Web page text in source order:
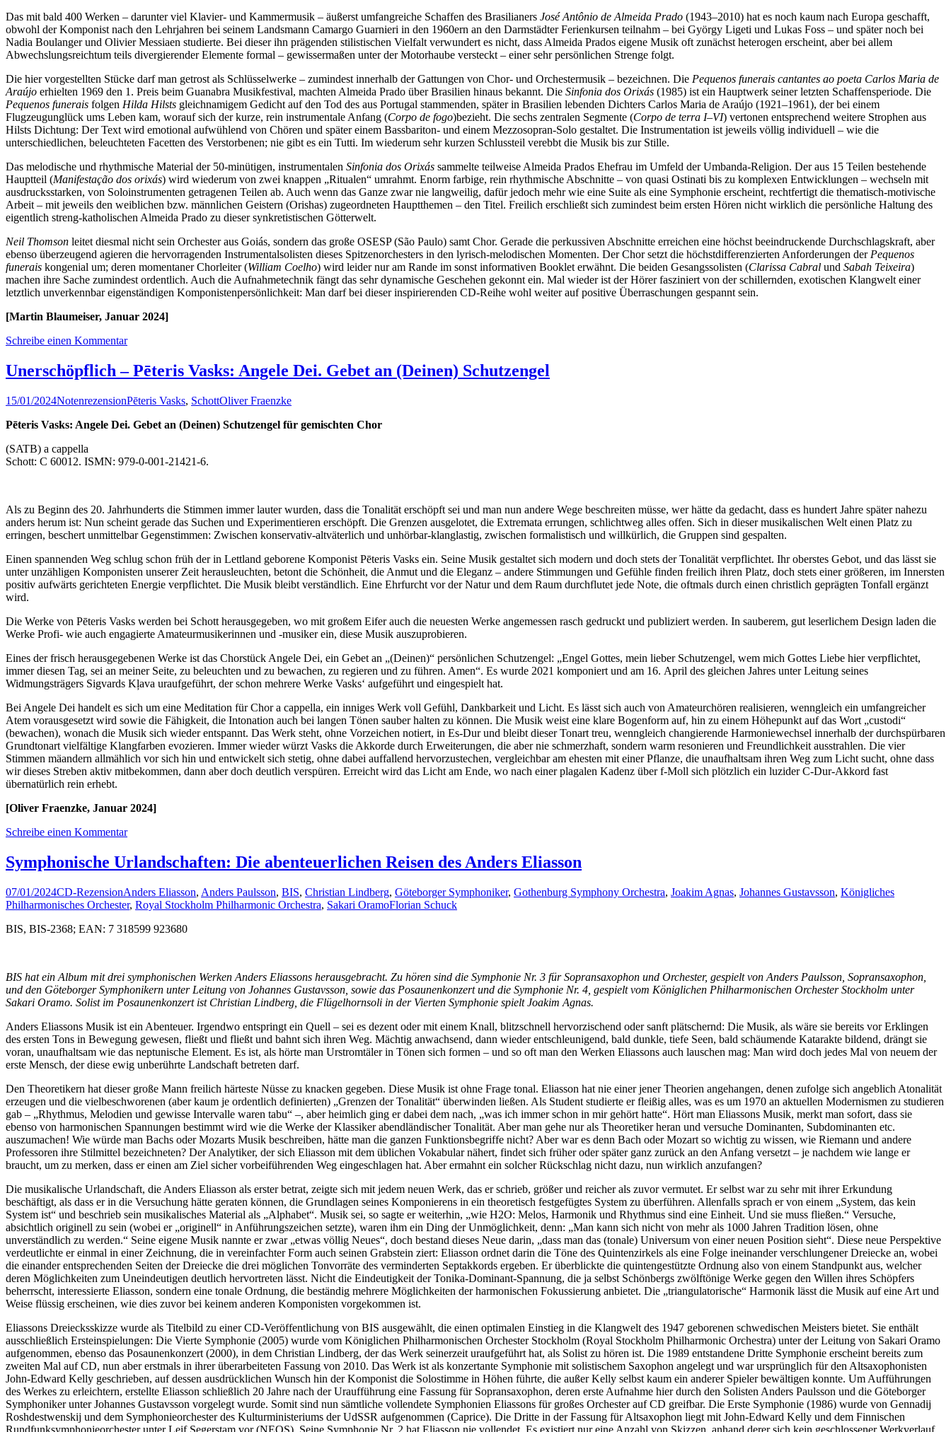
Das mit bald 400 Werken – darunter viel Klavier- und Kammermusik – äußerst umfangreiche Schaffen des Brasilianers José Antônio de Almeida Prado (1943–2010) hat es noch kaum nach Europa geschafft,
obwohl der Komponist nach den Lehrjahren bei seinem Landsmann Camargo Guarnieri in den 1960ern an den Darmstädter Ferienkursen teilnahm – bei György Ligeti und Lukas Foss – und später noch bei
Nadia Boulanger und Olivier Messiaen studierte. Bei dieser ihn prägenden stilistischen Vielfalt verwundert es nicht, dass Almeida Prados eigene Musik oft zunächst heterogen erscheint, aber bei allem
Abwechslungsreichtum teils divergierender Elemente formal – gewissermaßen unter der Motorhaube versteckt – einer sehr persönlichen Strenge folgt.
Die hier vorgestellten Stücke darf man getrost als Schlüsselwerke – zumindest innerhalb der Gattungen von Chor- und Orchestermusik – bezeichnen. Die Pequenos funerais cantantes ao poeta Carlos Maria de
Araújo erhielten 1969 den 1. Preis beim Guanabra Musikfestival, machten Almeida Prado über Brasilien hinaus bekannt. Die Sinfonia dos Orixás (1985) ist ein Hauptwerk seiner letzten Schaffensperiode. Die
Pequenos funerais folgen Hilda Hilsts gleichnamigem Gedicht auf den Tod des aus Portugal stammenden, später in Brasilien lebenden Dichters Carlos Maria de Araújo (1921–1961), der bei einem
Flugzeugunglück ums Leben kam, worauf sich der kurze, rein instrumentale Anfang (Corpo de fogo)bezieht. Die sechs zentralen Segmente (Corpo de terra I–VI) vertonen entsprechend weitere Strophen aus
Hilsts Dichtung: Der Text wird emotional aufwühlend von Chören und später einem Bassbariton- und einem Mezzosopran-Solo gestaltet. Die Instrumentation ist jeweils völlig individuell – wie die
unterschiedlichen, beleuchteten Facetten des Verstorbenen; nie gibt es ein Tutti. Im wiederum sehr kurzen Schlussteil verebbt die Musik bis zur Stille.
Das melodische und rhythmische Material der 50-minütigen, instrumentalen Sinfonia dos Orixás sammelte teilweise Almeida Prados Ehefrau im Umfeld der Umbanda-Religion. Der aus 15 Teilen bestehende
Hauptteil (Manifestação dos orixás) wird wiederum von zwei knappen „Ritualen“ umrahmt. Enorm farbige, rein rhythmische Abschnitte – von quasi Ostinati bis zu komplexen Entwicklungen – wechseln mit
ausdrucksstarken, von Soloinstrumenten getragenen Teilen ab. Auch wenn das Ganze zwar nie langweilig, dafür jedoch mehr wie eine Suite als eine Symphonie erscheint, rechtfertigt die thematisch-motivische
Arbeit – mit jeweils den weiblichen bzw. männlichen Geistern (Orishas) zugeordneten Hauptthemen – den Titel. Freilich erschließt sich zumindest beim ersten Hören nicht wirklich die persönliche Haltung des
eigentlich streng-katholischen Almeida Prado zu dieser synkretistischen Götterwelt.
Neil Thomson leitet diesmal nicht sein Orchester aus Goiás, sondern das große OSESP (São Paulo) samt Chor. Gerade die perkussiven Abschnitte erreichen eine höchst beeindruckende Durchschlagskraft, aber
ebenso überzeugend agieren die hervorragenden Instrumentalsolisten dieses Spitzenorchesters in den lyrisch-melodischen Momenten. Der Chor setzt die höchstdifferenzierten Anforderungen der Pequenos
funerais kongenial um; deren momentaner Chorleiter (William Coelho) wird leider nur am Rande im sonst informativen Booklet erwähnt. Die beiden Gesangssolisten (Clarissa Cabral und Sabah Teixeira)
machen ihre Sache zumindest ordentlich. Auch die Aufnahmetechnik fängt das sehr dynamische Geschehen gekonnt ein. Mal wieder ist der Hörer fasziniert von der schillernden, exotischen Klangwelt einer
letztlich unverkennbar eigenständigen Komponistenpersönlichkeit: Man darf bei dieser inspirierenden CD-Reihe wohl weiter auf positive Überraschungen gespannt sein.
[Martin Blaumeiser, Januar 2024]
Schreibe einen Kommentar
Unerschöpflich – Pēteris Vasks: Angele Dei. Gebet an (Deinen) Schutzengel
15/01/2024NotenrezensionPēteris Vasks, SchottOliver Fraenzke
Pēteris Vasks: Angele Dei. Gebet an (Deinen) Schutzengel für gemischten Chor
(SATB) a cappella
Schott: C 60012. ISMN: 979-0-001-21421-6.
Als zu Beginn des 20. Jahrhunderts die Stimmen immer lauter wurden, dass die Tonalität erschöpft sei und man nun andere Wege beschreiten müsse, wer hätte da gedacht, dass es hundert Jahre später nahezu
anders herum ist: Nun scheint gerade das Suchen und Experimentieren erschöpft. Die Grenzen ausgelotet, die Extremata errungen, schlichtweg alles offen. Sich in dieser musikalischen Welt einen Platz zu
erringen, beschert unmittelbar Gegenstimmen: Zwischen konservativ-altväterlich und unhörbar-klanglastig, zwischen formalistisch und willkürlich, die Gruppen sind gespalten.
Einen spannenden Weg schlug schon früh der in Lettland geborene Komponist Pēteris Vasks ein. Seine Musik gestaltet sich modern und doch stets der Tonalität verpflichtet. Ihr oberstes Gebot, und das lässt sie
unter unzähligen Komponisten unserer Zeit herausleuchten, betont die Schönheit, die Anmut und die Eleganz – andere Stimmungen und Gefühle finden freilich ihren Platz, doch stets einer größeren, im Innersten
positiv aufwärts gerichteten Energie verpflichtet. Die Musik bleibt verständlich. Eine Ehrfurcht vor der Natur und dem Raum durchflutet jede Note, die oftmals durch einen christlich geprägten Tonfall ergänzt
wird.
Die Werke von Pēteris Vasks werden bei Schott herausgegeben, wo mit großem Eifer auch die neuesten Werke angemessen rasch gedruckt und publiziert werden. In sauberem, gut leserlichem Design laden die
Werke Profi- wie auch engagierte Amateurmusikerinnen und -musiker ein, diese Musik auszuprobieren.
Eines der frisch herausgegebenen Werke ist das Chorstück Angele Dei, ein Gebet an „(Deinen)“ persönlichen Schutzengel: „Engel Gottes, mein lieber Schutzengel, wem mich Gottes Liebe hier verpflichtet,
immer diesen Tag, sei an meiner Seite, zu beleuchten und zu bewachen, zu regieren und zu führen. Amen“. Es wurde 2021 komponiert und am 16. April des gleichen Jahres unter Leitung seines
Widmungsträgers Sigvards Kļava uraufgeführt, der schon mehrere Werke Vasks‘ aufgeführt und eingespielt hat.
Bei Angele Dei handelt es sich um eine Meditation für Chor a cappella, ein inniges Werk voll Gefühl, Dankbarkeit und Licht. Es lässt sich auch von Amateurchören realisieren, wenngleich ein umfangreicher
Atem vorausgesetzt wird sowie die Fähigkeit, die Intonation auch bei langen Tönen sauber halten zu können. Die Musik weist eine klare Bogenform auf, hin zu einem Höhepunkt auf das Wort „custodi“
(bewachen), wonach die Musik sich wieder entspannt. Das Werk steht, ohne Vorzeichen notiert, in Es-Dur und bleibt dieser Tonart treu, wenngleich changierende Harmoniewechsel innerhalb der durchspürbaren
Grundtonart vielfältige Klangfarben evozieren. Immer wieder würzt Vasks die Akkorde durch Erweiterungen, die aber nie schmerzhaft, sondern warm resonieren und Freundlichkeit ausstrahlen. Die vier
Stimmen mäandern allmählich vor sich hin und entwickelt sich stetig, ohne dabei auffallend hervorzustechen, vergleichbar am ehesten mit einer Pflanze, die unaufhaltsam ihren Weg zum Licht sucht, ohne dass
wir dieses Streben aktiv mitbekommen, dann aber doch deutlich verspüren. Erreicht wird das Licht am Ende, wo nach einer plagalen Kadenz über f-Moll sich plötzlich ein luzider C-Dur-Akkord fast
übernatürlich rein erhebt.
[Oliver Fraenzke, Januar 2024]
Schreibe einen Kommentar
Symphonische Urlandschaften: Die abenteuerlichen Reisen des Anders Eliasson
07/01/2024CD-RezensionAnders Eliasson, Anders Paulsson, BIS, Christian Lindberg, Göteborger Symphoniker, Gothenburg Symphony Orchestra, Joakim Agnas, Johannes Gustavsson, Königliches
Philharmonisches Orchester, Royal Stockholm Philharmonic Orchestra, Sakari OramoFlorian Schuck
BIS, BIS-2368; EAN: 7 318599 923680
BIS hat ein Album mit drei symphonischen Werken Anders Eliassons herausgebracht. Zu hören sind die Symphonie Nr. 3 für Sopransaxophon und Orchester, gespielt von Anders Paulsson, Sopransaxophon,
und den Göteborger Symphonikern unter Leitung von Johannes Gustavsson, sowie das Posaunenkonzert und die Symphonie Nr. 4, gespielt vom Königlichen Philharmonischen Orchester Stockholm unter
Sakari Oramo. Solist im Posaunenkonzert ist Christian Lindberg, die Flügelhornsoli in der Vierten Symphonie spielt Joakim Agnas.
Anders Eliassons Musik ist ein Abenteuer. Irgendwo entspringt ein Quell – sei es dezent oder mit einem Knall, blitzschnell hervorzischend oder sanft plätschernd: Die Musik, als wäre sie bereits vor Erklingen
des ersten Tons in Bewegung gewesen, fließt und fließt und bahnt sich ihren Weg. Mächtig anwachsend, dann wieder entschleunigend, bald dunkle, tiefe Seen, bald schäumende Katarakte bildend, drängt sie
voran, unaufhaltsam wie das neptunische Element. Es ist, als hörte man Urstromtäler in Tönen sich formen – und so oft man den Werken Eliassons auch lauschen mag: Man wird doch jedes Mal von neuem der
erste Mensch, der diese ewig unberührte Landschaft betreten darf.
Den Theoretikern hat dieser große Mann freilich härteste Nüsse zu knacken gegeben. Diese Musik ist ohne Frage tonal. Eliasson hat nie einer jener Theorien angehangen, denen zufolge sich angeblich Atonalität
erzeugen und die vielbeschworenen (aber kaum je ordentlich definierten) „Grenzen der Tonalität“ überwinden ließen. Als Student studierte er fleißig alles, was es um 1970 an aktuellen Modernismen zu studieren
gab – „Rhythmus, Melodien und gewisse Intervalle waren tabu“ –, aber heimlich ging er dabei dem nach, „was ich immer schon in mir gehört hatte“. Hört man Eliassons Musik, merkt man sofort, dass sie
ebenso von harmonischen Spannungen bestimmt wird wie die Werke der Klassiker abendländischer Tonalität. Aber man gehe nur als Theoretiker heran und versuche Dominanten, Subdominanten etc.
auszumachen! Wie würde man Bachs oder Mozarts Musik beschreiben, hätte man die ganzen Funktionsbegriffe nicht? Aber war es denn Bach oder Mozart so wichtig zu wissen, wie Riemann und andere
Professoren ihre Stilmittel bezeichneten? Der Analytiker, der sich Eliasson mit dem üblichen Vokabular nähert, findet sich früher oder später ganz zurück an den Anfang versetzt – je nachdem wie lange er
braucht, um zu merken, dass er einen am Ziel sicher vorbeiführenden Weg eingeschlagen hat. Aber ermahnt ein solcher Rückschlag nicht dazu, nun wirklich anzufangen?
Die musikalische Urlandschaft, die Anders Eliasson als erster betrat, zeigte sich mit jedem neuen Werk, das er schrieb, größer und reicher als zuvor vermutet. Er selbst war zu sehr mit ihrer Erkundung
beschäftigt, als dass er in die Versuchung hätte geraten können, die Grundlagen seines Komponierens in ein theoretisch festgefügtes System zu überführen. Allenfalls sprach er von einem „System, das kein
System ist“ und beschrieb sein musikalisches Material als „Alphabet“. Musik sei, so sagte er weiterhin, „wie H2O: Melos, Harmonik und Rhythmus sind eine Einheit. Und sie muss fließen.“ Versuche,
absichtlich originell zu sein (wobei er „originell“ in Anführungszeichen setzte), waren ihm ein Ding der Unmöglichkeit, denn: „Man kann sich nicht von mehr als 1000 Jahren Tradition lösen, ohne
unverständlich zu werden.“ Seine eigene Musik nannte er zwar „etwas völlig Neues“, doch bestand dieses Neue darin, „dass man das (tonale) Universum von einer neuen Position sieht“. Diese neue Perspektive
verdeutlichte er einmal in einer Zeichnung, die in vereinfachter Form auch seinen Grabstein ziert: Eliasson ordnet darin die Töne des Quintenzirkels als eine Folge ineinander verschlungener Dreiecke an, wobei
die einander entsprechenden Seiten der Dreiecke die drei möglichen Tonvorräte des verminderten Septakkords ergeben. Er überblickte die quintengestützte Ordnung also von einem Standpunkt aus, welcher
deren Möglichkeiten zum Uneindeutigen deutlich hervortreten lässt. Nicht die Eindeutigkeit der Tonika-Dominant-Spannung, die ja selbst Schönbergs zwölftönige Werke gegen den Willen ihres Schöpfers
beherrscht, interessierte Eliasson, sondern eine tonale Ordnung, die beständig mehrere Möglichkeiten der harmonischen Fokussierung anbietet. Die „triangulatorische“ Harmonik lässt die Musik auf eine Art und
Weise flüssig erscheinen, wie dies zuvor bei keinem anderen Komponisten vorgekommen ist.
Eliassons Dreiecksskizze wurde als Titelbild zu einer CD-Veröffentlichung von BIS ausgewählt, die einen optimalen Einstieg in die Klangwelt des 1947 geborenen schwedischen Meisters bietet. Sie enthält
ausschließlich Ersteinspielungen: Die Vierte Symphonie (2005) wurde vom Königlichen Philharmonischen Orchester Stockholm (Royal Stockholm Philharmonic Orchestra) unter der Leitung von Sakari Oramo
aufgenommen, ebenso das Posaunenkonzert (2000), in dem Christian Lindberg, der das Werk seinerzeit uraufgeführt hat, als Solist zu hören ist. Die 1989 entstandene Dritte Symphonie erscheint bereits zum
zweiten Mal auf CD, nun aber erstmals in ihrer überarbeiteten Fassung von 2010. Das Werk ist als konzertante Symphonie mit solistischem Saxophon angelegt und war ursprünglich für den Altsaxophonisten
John-Edward Kelly geschrieben, auf dessen ausdrücklichen Wunsch hin der Komponist die Solostimme in Höhen führte, die außer Kelly selbst kaum ein anderer Spieler bewältigen konnte. Um Aufführungen
des Werkes zu erleichtern, erstellte Eliasson schließlich 20 Jahre nach der Uraufführung eine Fassung für Sopransaxophon, deren erste Aufnahme hier durch den Solisten Anders Paulsson und die Göteborger
Symphoniker unter Johannes Gustavsson vorgelegt wurde. Somit sind nun sämtliche vollendete Symphonien Eliassons für großes Orchester auf CD greifbar. Die Erste Symphonie (1986) wurde von Gennadij
Roshdestwenskij und dem Symphonieorchester des Kulturministeriums der UdSSR aufgenommen (Caprice). Die Dritte in der Fassung für Altsaxophon liegt mit John-Edward Kelly und dem Finnischen
Rundfunksymphonieorchester unter Leif Segerstam vor (NEOS). Seine Symphonie Nr. 2 hat Eliasson nie vollendet. Es existiert nur eine Anzahl von Skizzen, anhand derer sich kein geschlossener Werkverlauf